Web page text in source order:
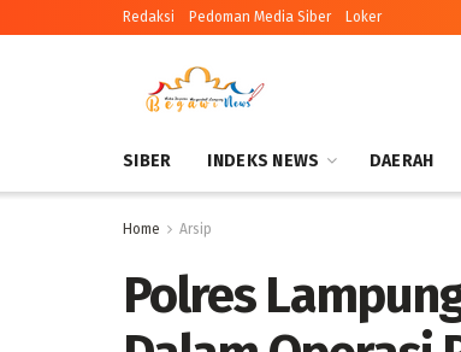
Redaksi Pedoman Media Siber Loker
SIBER INDEKS NEWS DAERAH
Home Arsip
Polres